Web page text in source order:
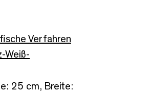
Verfahren
Weiß-
25 cm, Breite: